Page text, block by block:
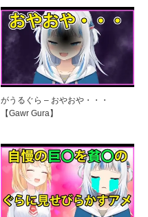
がうるぐら – おやおや・・・
【Gawr Gura】